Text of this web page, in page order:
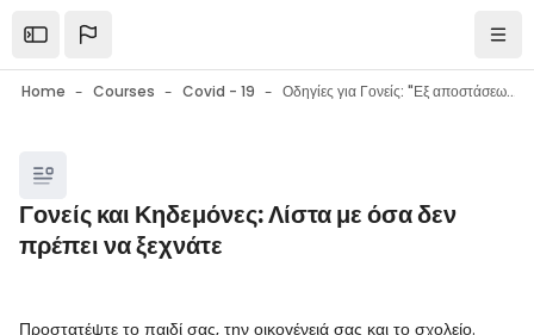
Open the sidebar
Home Courses Covid - 19 Οδηγίες για Γονείς: "Εξ αποστάσεως εκπαίδευση στο σχολείο: Εργαλεία - Συμβουλές - Ψυχολογική υποστήριξη μαθητών"
Blocks
Γονείς και Κηδεμόνες: Λίστα με όσα δεν
πρέπει να ξεχνάτε
Blocks
Προστατέψτε το παιδί σας, την οικογένειά σας και το σχολείο.